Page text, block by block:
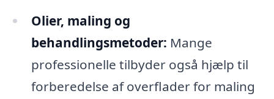
Olier, maling og
behandlingsmetoder: Mange
professionelle tilbyder også hjælp til
forberedelse af overflader for maling